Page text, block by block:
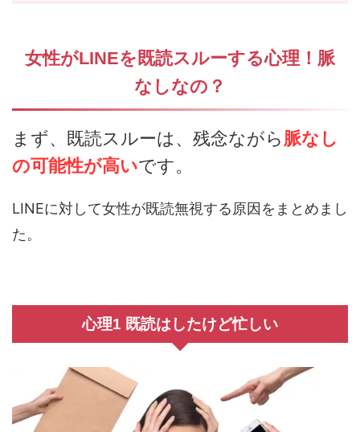
女性がLINEを既読スルーする心理！脈
なしなの？
まず、既読スルーは、残念ながら脈なし
の可能性が高いです。
LINEに対して女性が既読無視する原因をまとめまし
た。
心理1 既読はしたけど忙しい